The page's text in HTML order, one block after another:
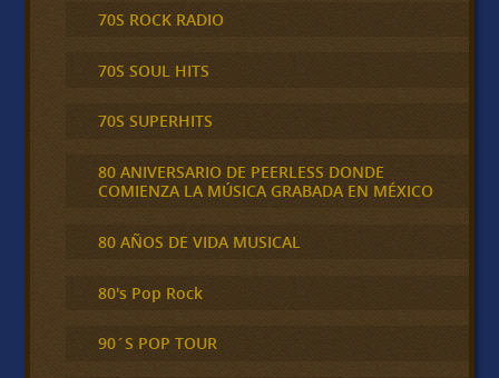
70S ROCK RADIO
70S SOUL HITS
70S SUPERHITS
80 ANIVERSARIO DE PEERLESS DONDE
COMIENZA LA MÚSICA GRABADA EN MÉXICO
80 AÑOS DE VIDA MUSICAL
80's Pop Rock
90´S POP TOUR